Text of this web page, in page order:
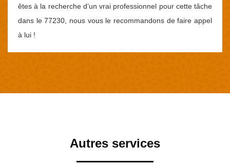
êtes à la recherche d’un vrai professionnel pour cette tâche
dans le 77230, nous vous le recommandons de faire appel
à lui !
Autres services